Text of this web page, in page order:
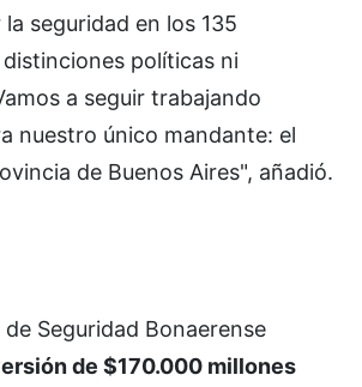
seguridad en los 135
políticas ni
a seguir trabajando
nuestro único mandante: el
de Buenos Aires", añadió.
Seguridad Bonaerense
de $170.000 millones